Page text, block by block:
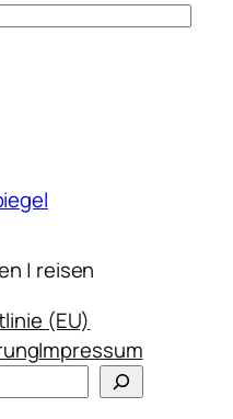
| reisen
(EU)
Impressum